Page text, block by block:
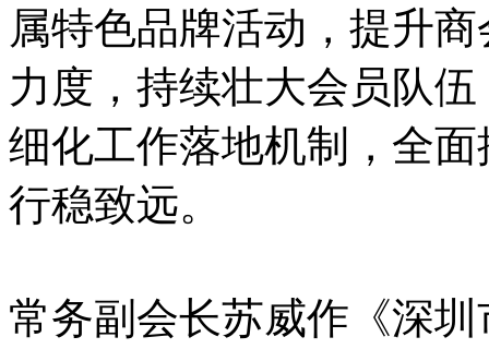
属特色品牌活动，提升
力度，持续壮大会员队
细化工作落地机制，全
行稳致远。
常务副会长苏威作《深